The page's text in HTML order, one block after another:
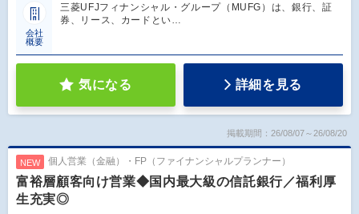
会社
概要
三菱UFJフィナンシャル・グループ（MUFG）は、銀行、証
券、リース、カードとい…
気になる 詳細を見る
掲載期間：26/08/07～26/08/20
NEW 個人営業（金融）・FP（ファイナンシャルプランナー）
富裕層顧客向け営業◆国内最大級の信託銀行／福利厚
生充実◎